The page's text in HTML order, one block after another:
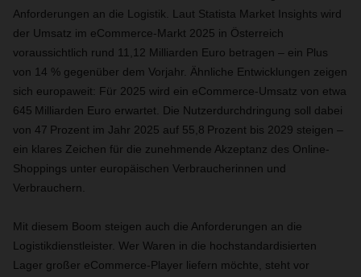
Anforderungen an die Logistik. Laut Statista Market Insights wird
der Umsatz im eCommerce-Markt 2025 in Österreich
voraussichtlich rund 11,12 Milliarden Euro betragen – ein Plus
von 14 % gegenüber dem Vorjahr. Ähnliche Entwicklungen zeigen
sich europaweit: Für 2025 wird ein eCommerce-Umsatz von etwa
645 Milliarden Euro erwartet. Die Nutzerdurchdringung soll dabei
von 47 Prozent im Jahr 2025 auf 55,8 Prozent bis 2029 steigen –
ein klares Zeichen für die zunehmende Akzeptanz des Online-
Shoppings unter europäischen Verbraucherinnen und
Verbrauchern.
Mit diesem Boom steigen auch die Anforderungen an die
Logistikdienstleister. Wer Waren in die hochstandardisierten
Lager großer eCommerce-Player liefern möchte, steht vor